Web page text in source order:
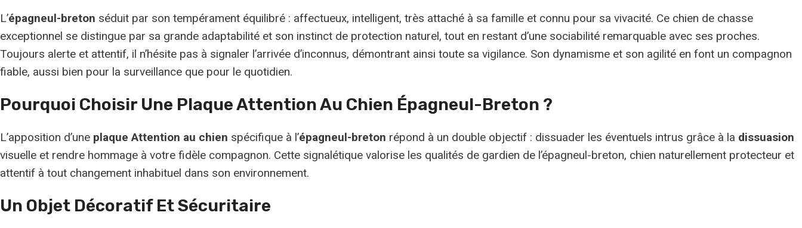
L’épagneul-breton séduit par son tempérament équilibré : affectueux, intelligent, très attaché à sa famille et connu pour sa vivacité. Ce chien de chasse
exceptionnel se distingue par sa grande adaptabilité et son instinct de protection naturel, tout en restant d’une sociabilité remarquable avec ses proches.
Toujours alerte et attentif, il n’hésite pas à signaler l’arrivée d’inconnus, démontrant ainsi toute sa vigilance. Son dynamisme et son agilité en font un compagnon
fiable, aussi bien pour la surveillance que pour le quotidien.
Pourquoi Choisir Une Plaque Attention Au Chien Épagneul-Breton ?
L’apposition d’une plaque Attention au chien spécifique à l’épagneul-breton répond à un double objectif : dissuader les éventuels intrus grâce à la dissuasion
visuelle et rendre hommage à votre fidèle compagnon. Cette signalétique valorise les qualités de gardien de l’épagneul-breton, chien naturellement protecteur et
attentif à tout changement inhabituel dans son environnement.
Un Objet Décoratif Et Sécuritaire